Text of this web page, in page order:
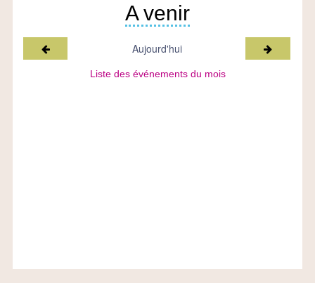
A venir
Mois précédent Aujourd'hui Mois
Liste des événements du mois